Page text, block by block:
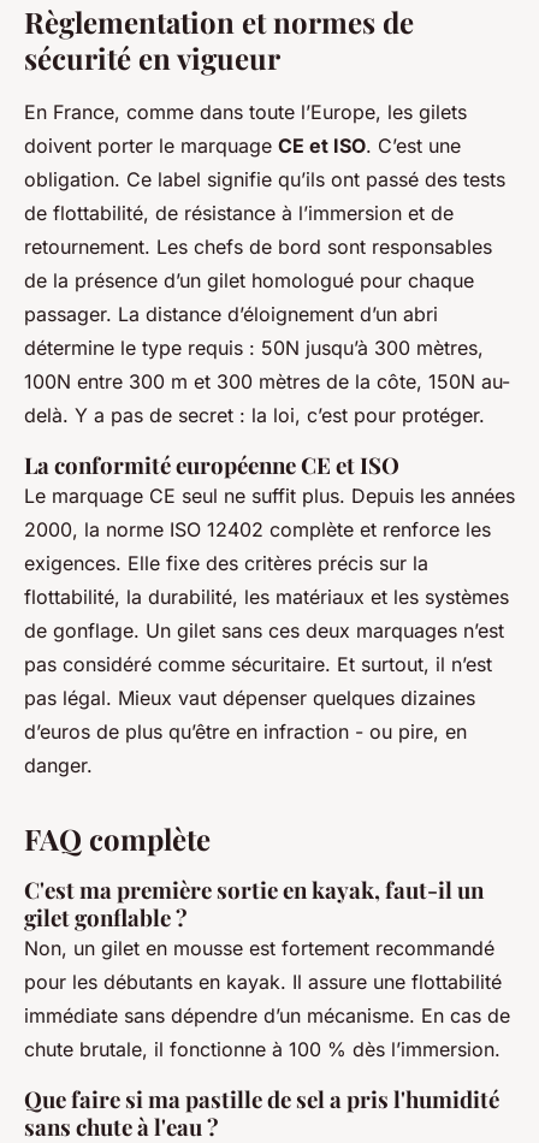
Règlementation et normes de
sécurité en vigueur
En France, comme dans toute l’Europe, les gilets
doivent porter le marquage CE et ISO. C’est une
obligation. Ce label signifie qu’ils ont passé des tests
de flottabilité, de résistance à l’immersion et de
retournement. Les chefs de bord sont responsables
de la présence d’un gilet homologué pour chaque
passager. La distance d’éloignement d’un abri
détermine le type requis : 50N jusqu’à 300 mètres,
100N entre 300 m et 300 mètres de la côte, 150N au-
delà. Y a pas de secret : la loi, c’est pour protéger.
La conformité européenne CE et ISO
Le marquage CE seul ne suffit plus. Depuis les années
2000, la norme ISO 12402 complète et renforce les
exigences. Elle fixe des critères précis sur la
flottabilité, la durabilité, les matériaux et les systèmes
de gonflage. Un gilet sans ces deux marquages n’est
pas considéré comme sécuritaire. Et surtout, il n’est
pas légal. Mieux vaut dépenser quelques dizaines
d’euros de plus qu’être en infraction - ou pire, en
danger.
FAQ complète
C'est ma première sortie en kayak, faut-il un
gilet gonflable ?
Non, un gilet en mousse est fortement recommandé
pour les débutants en kayak. Il assure une flottabilité
immédiate sans dépendre d’un mécanisme. En cas de
chute brutale, il fonctionne à 100 % dès l’immersion.
Que faire si ma pastille de sel a pris l'humidité
sans chute à l'eau ?